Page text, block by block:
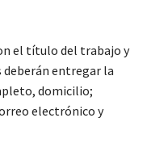
el título del trabajo y
deberán entregar la
domicilio;
electrónico y